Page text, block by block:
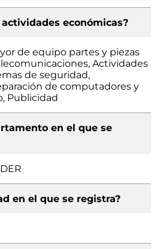
actividades económicas?
de equipo partes y piezas
Actividades
de seguridad,
de computadores y
Publicidad
en el que se
en el que se registra?